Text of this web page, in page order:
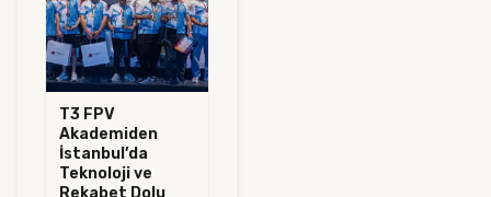
T3 FPV
Akademiden
İstanbul’da
Teknoloji ve
Rekabet Dolu